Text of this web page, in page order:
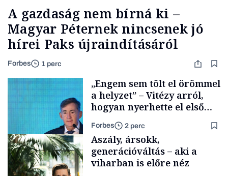
A gazdaság nem bírná ki –
Magyar Péternek nincsenek jó
hírei Paks újraindításáról
Forbes 1 perc
„Engem sem tölt el örömmel
a helyzet” – Vitézy arról,
hogyan nyerhette el első
tenderét Mészárosék cége a
Tisza-kormány alatt
Forbes 2 perc
Aszály, ársokk,
generációváltás – aki a
viharban is előre néz